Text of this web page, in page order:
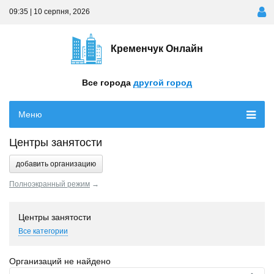
09:35 | 10 серпня, 2026
Кременчук Онлайн
Все города другой город
Меню
Центры занятости
добавить организацию
Полноэкранный режим →
Центры занятости
Все категории
Организаций не найдено